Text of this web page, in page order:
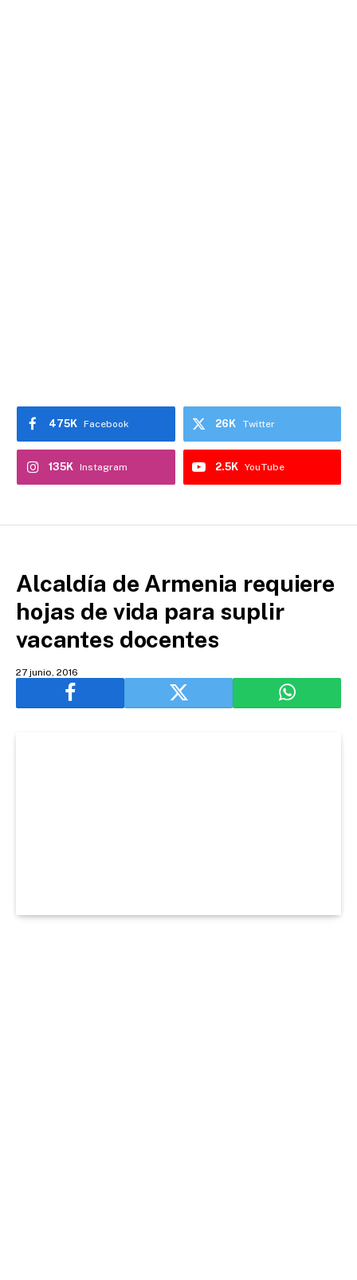
Facebook
475K Twitter
26K
Instagram
135K YouTube
2.5K
Alcaldía de Armenia requiere
hojas de vida para suplir
vacantes docentes
27 junio, 2016